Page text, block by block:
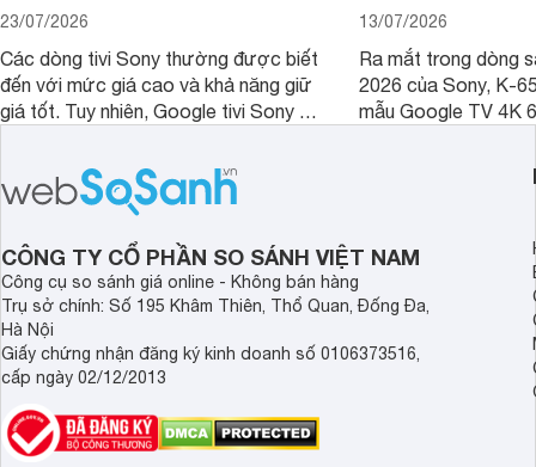
23/07/2026
Các dòng tivi Sony thường được biết
đến với mức giá cao và khả năng giữ
giá tốt. Tuy nhiên, Google tivi Sony 55
hợp đáng chú ý khi có mức giá dễ
tiếp cận hơn dù mới ra mắt trong năm
13/07/2026
Ra mắt trong dòng
2026 của Sony, K-
mẫu Google TV 4K
tảng Google TV
nghệ hỗ trợ nâng
CÔNG TY CỔ PHẦN SO SÁNH VIỆT NAM
Công cụ so sánh giá online - Không bán hàng
Trụ sở chính: Số 195 Khâm Thiên, Thổ Quan, Đống Đa,
Hà Nội
Giấy chứng nhận đăng ký kinh doanh số 0106373516,
cấp ngày 02/12/2013